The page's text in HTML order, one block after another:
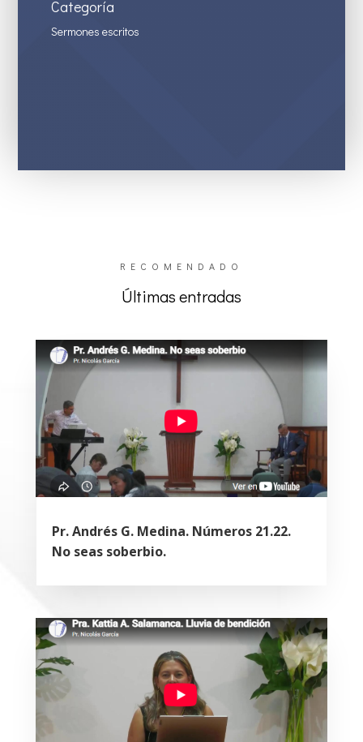
Categoría
Sermones escritos
RECOMENDADO
Últimas entradas
Pr. Andrés G. Medina. Números 21.22.
No seas soberbio.